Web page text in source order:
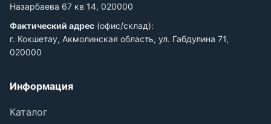
Назарбаева 67 кв 14, 020000
Фактический адрес (офис/склад):
г. Кокшетау, Акмолинская область, ул. Габдулина 71,
020000
Информация
Каталог